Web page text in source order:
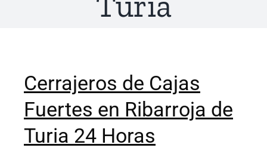
Cerrajeros de Cajas
Fuertes en Ribarroja de
Turia 24 Horas